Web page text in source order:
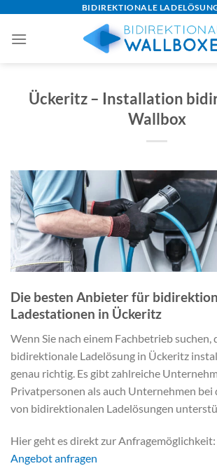
content
BIDIREKTIONALE
Ückeritz – Installation
Wallbox
Die besten Anbieter für
Ladestationen in Ückeritz
Wenn Sie nach einem Fachbetrieb suchen,
bidirektionale Ladelösung in Ückeritz
genau richtig. Es gibt zahlreiche
Privatpersonen als auch Unternehmen
von bidirektionalen Ladelösungen
Hier geht es direkt zur Anfragemöglichkeit:
Angebot anfragen